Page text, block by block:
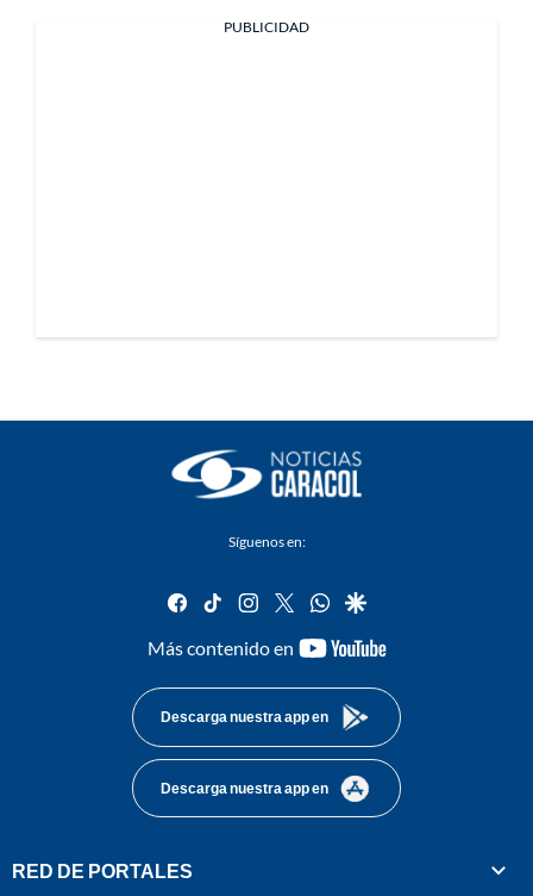
PUBLICIDAD
Síguenos en:
facebook
tiktok instagram
twitterwhatsapp
google
Más contenido en
youtube-
Descarga nuestra app en
Descarga nuestra app en
RED DE PORTALES